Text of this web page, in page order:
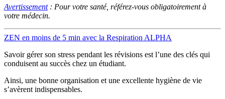
Avertissement: Pour votre santé, référez-vous obligatoirement à
votre médecin.
ZEN en moins de 5 min avec la Respiration ALPHA
Savoir gérer son stress pendant les révisions est l’une des clés qui
conduisent au succès chez un étudiant.
Ainsi, une bonne organisation et une excellente hygiène de vie
s’avèrent indispensables.